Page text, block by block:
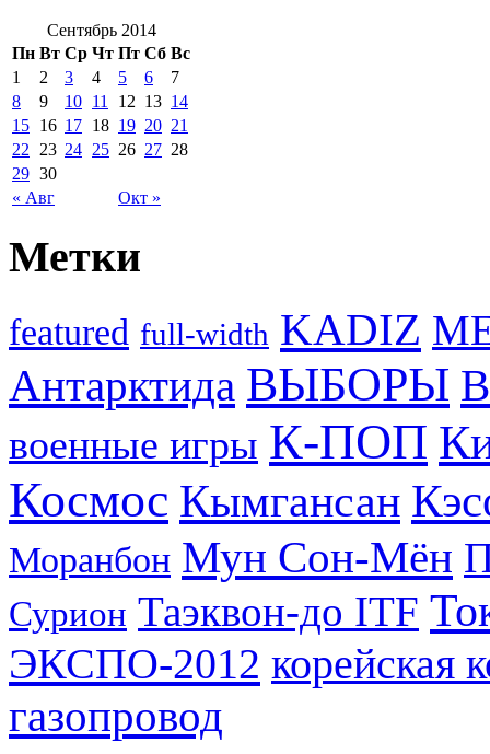
Сентябрь 2014
Пн Вт Ср Чт Пт Сб Вс
« Авг Окт »
1 2 3 4 5 6
7
8
9 10 11 12 13 14
15 16 17 18 19 20 21
22
23 24 25 26 27 28
29 30
Метки
featured full-width KADIZ
Антарктида ВЫБОРЫ
военные игры К-ПОП
Космос Кымгансан
Моранбон Мун Сон-Мён
Сурион Таэквон-до ITF
ЭКСПО-2012 корейская
газопровод